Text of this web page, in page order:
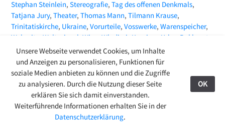
Stephan Steinlein Stereografie Tag des offenen Denkmals
Tatjana Jury Theater Thomas Mann Tilmann Krause
Trinitatiskirche Ukraine Vorurteile Vosswerke Warenspeicher
Webseite
Weltspiegel Wien Wladimir Kaminer
Yehor Bakhmut
ZEITMAGAZIN Zeitungsartikel Zoë Beck
27.08.24
© 2009-2026 Ring-Café Finsterwalde Kontakt
Stadtgespräche
Unsere Webseite verwendet Cookies, um Inhalte
und Anzeigen zu personalisieren, Funktionen für
soziale Medien anbieten zu können und die Zugriffe
zu analysieren. Durch die Nutzung dieser Seite
erklären Sie sich damit einverstanden.
Weiterführende Informationen erhalten Sie in der
Datenschutzerklärung.
OK